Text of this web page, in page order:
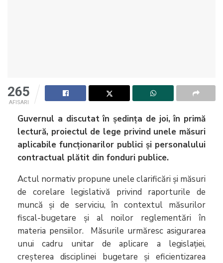
265
AFISARI
Guvernul a discutat în ședința de joi, în primă
lectură, proiectul de lege privind unele măsuri
aplicabile funcţionarilor publici şi personalului
contractual plătit din fonduri publice.
Actul normativ propune unele clarificări și măsuri
de corelare legislativă privind raporturile de
muncă și de serviciu, în contextul măsurilor
fiscal-bugetare și al noilor reglementări în
materia pensiilor. Măsurile urmăresc asigurarea
unui cadru unitar de aplicare a legislației,
creșterea disciplinei bugetare și eficientizarea